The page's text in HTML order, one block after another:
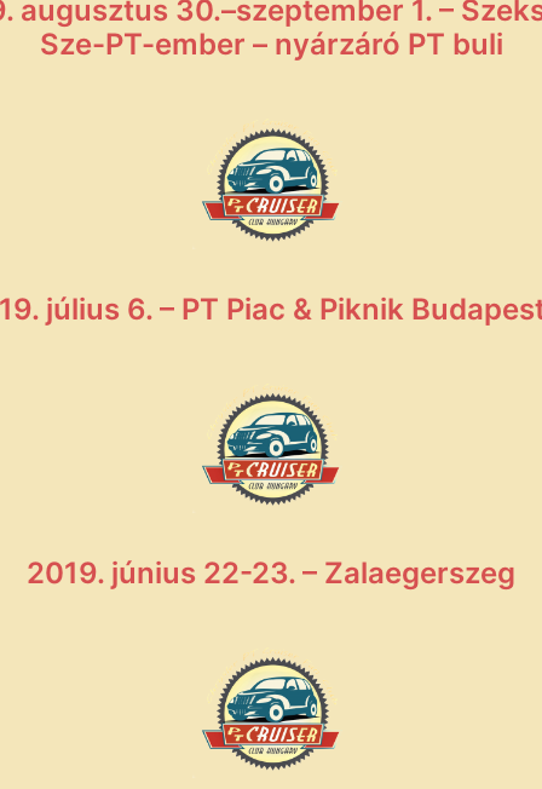
augusztus 30.–szeptember 1. –
Sze-PT-ember – nyárzáró PT buli
július 6. – PT Piac & Piknik
2019. június 22-23. – Zalaegerszeg